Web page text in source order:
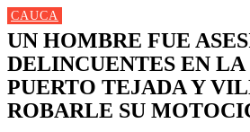
CAUCA
UN HOMBRE FUE
DELINCUENTES EN
PUERTO TEJADA Y
ROBARLE SU